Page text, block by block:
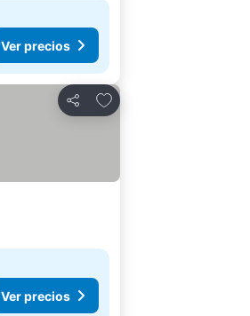
Ver precios
Compartir
Agregar a favoritos
Ver precios